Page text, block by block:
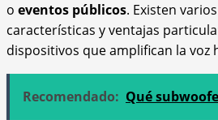
o eventos públicos. Existen varios
características y ventajas
dispositivos que amplifican la voz
Recomendado: Qué